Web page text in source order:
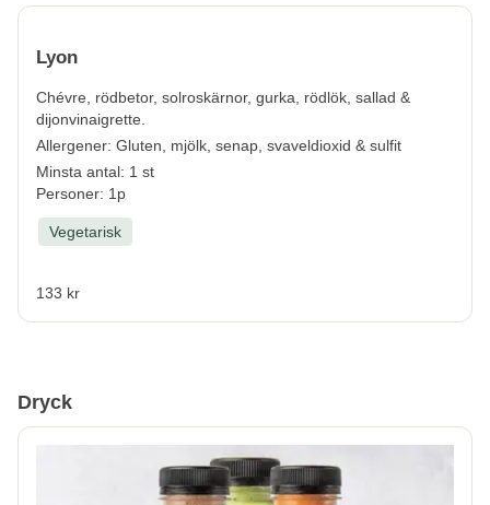
Lyon
Chévre, rödbetor, solroskärnor, gurka, rödlök, sallad &
dijonvinaigrette.
Allergener: Gluten, mjölk, senap, svaveldioxid & sulfit
Minsta antal: 1 st
Personer: 1p
Vegetarisk
133 kr
Dryck